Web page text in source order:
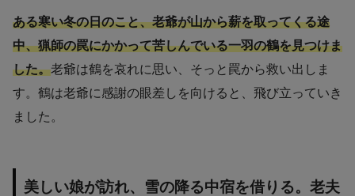
ある寒い冬の日のこと、老爺が山から薪を取ってくる途
中、猟師の罠にかかって苦しんでいる一羽の鶴を見つけま
した。老爺は鶴を哀れに思い、そっと罠から救い出しま
す。鶴は老爺に感謝の眼差しを向けると、飛び立っていき
ました。
美しい娘が訪れ、雪の降る中宿を借りる。老夫